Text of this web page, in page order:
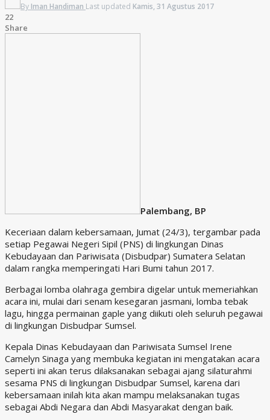
By Iman Handiman Last updated Kamis, 31 Agustus 2017
22
Share
Palembang, BP
Keceriaan dalam kebersamaan, Jumat (24/3), tergambar pada
setiap Pegawai Negeri Sipil (PNS) di lingkungan Dinas
Kebudayaan dan Pariwisata (Disbudpar) Sumatera Selatan
dalam rangka memperingati Hari Bumi tahun 2017.
Berbagai lomba olahraga gembira digelar untuk memeriahkan
acara ini, mulai dari senam kesegaran jasmani, lomba tebak
lagu, hingga permainan gaple yang diikuti oleh seluruh pegawai
di lingkungan Disbudpar Sumsel.
Kepala Dinas Kebudayaan dan Pariwisata Sumsel Irene
Camelyn Sinaga yang membuka kegiatan ini mengatakan acara
seperti ini akan terus dilaksanakan sebagai ajang silaturahmi
sesama PNS di lingkungan Disbudpar Sumsel, karena dari
kebersamaan inilah kita akan mampu melaksanakan tugas
sebagai Abdi Negara dan Abdi Masyarakat dengan baik.